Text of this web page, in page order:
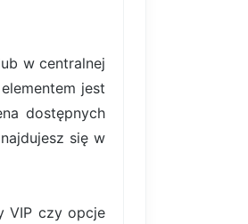
w centralnej
jest
dostępnych
się w
VIP czy opcje